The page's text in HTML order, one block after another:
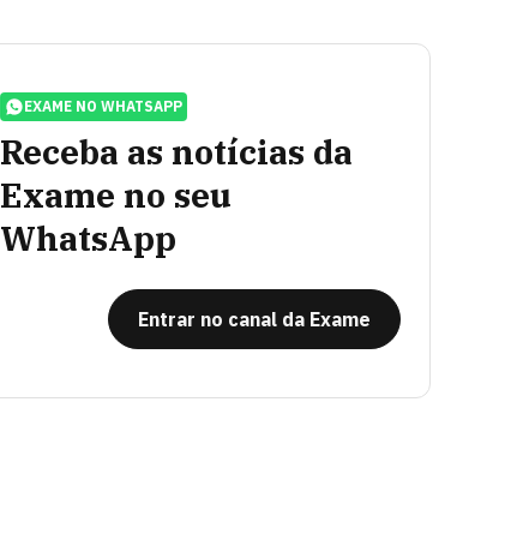
EXAME NO WHATSAPP
Receba as notícias da
Exame no seu
WhatsApp
Entrar no canal da Exame